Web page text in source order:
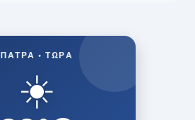
ΠΆΤΡΑ • ΤΏΡΑ
☀️